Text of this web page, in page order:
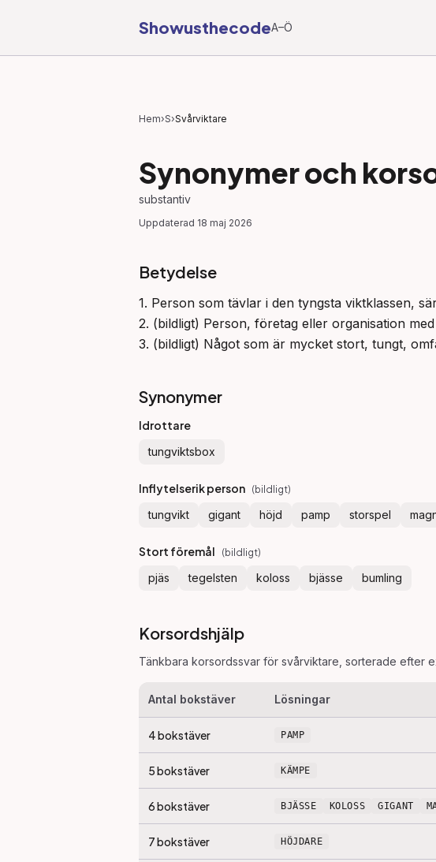
ShowusthecodeA–Ö
Hem›S›Svårviktare
Synonymer och
substantiv
Uppdaterad 18 maj 2026
Betydelse
1. Person som tävlar i den tyngsta viktklassen,
2. (bildligt) Person, företag eller organisation
3. (bildligt) Något som är mycket stort, tungt,
Synonymer
Idrottare
tungviktsbox
Inflytelserik person (bildligt)
tungvikt gigant höjd pamp storspel
Stort föremål (bildligt)
pjäs tegelsten koloss bjässe bumling
Korsordshjälp
Tänkbara korsordssvar för svårviktare , sorterade efter
Antal bokstäver Lösningar
4bokstäver PAMP
5bokstäver KÄMPE
6bokstäver BJÄSSE KOLOSS GIGANT
7bokstäver HÖJDARE